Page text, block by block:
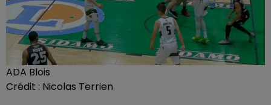
ADA Blois
Crédit : Nicolas Terrien